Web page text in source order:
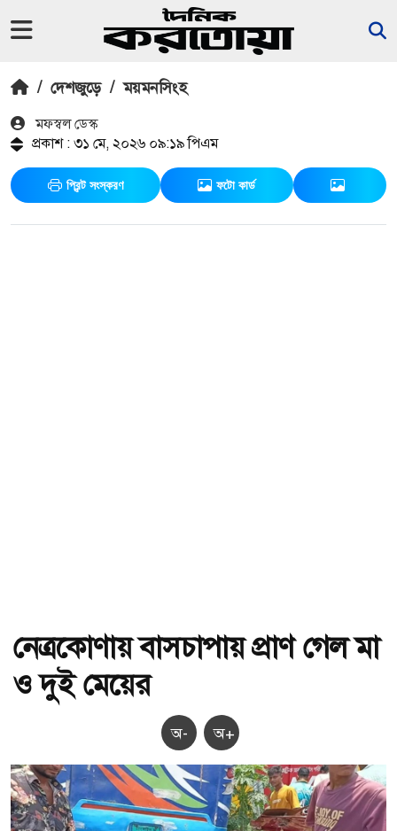
/ দেশজুড়ে / ময়মনসিংহ
মফস্বল ডেস্ক
প্রকাশ : ৩১ মে, ২০২৬ ০৯:১৯ পিএম
প্রিন্ট সংস্করণ ফটো কার্ড
নেত্রকোণায় বাসচাপায় প্রাণ গেল মা
ও দুই মেয়ের
অ- অ+